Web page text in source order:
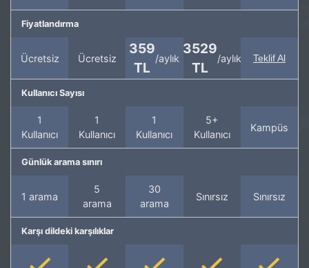
Fiyatlandırma
Ücretsiz Ücretsiz
359
TL
/aylık
3529
TL
/aylık Teklif Al
Kullanıcı Sayısı
1
Kullanıcı
1
Kullanıcı
1
Kullanıcı
5+
Kullanıcı
Kampüs
Günlük arama sınırı
1 arama
5
arama
30
arama
Sınırsız Sınırsız
Karşı dildeki karşılıklar